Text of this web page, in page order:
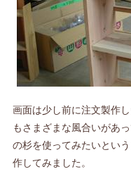
画面は少し前に注文製作
もさまざまな風合いがあ
の杉を使ってみたいとい
作してみました。